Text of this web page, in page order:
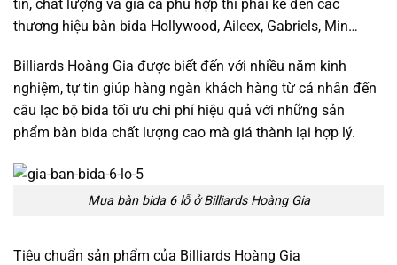
tín, chất lượng và giá cả phù hợp thì phải kể đến các
thương hiệu bàn bida Hollywood, Aileex, Gabriels, Min…
Billiards Hoàng Gia được biết đến với nhiều năm kinh
nghiệm, tự tin giúp hàng ngàn khách hàng từ cá nhân đến
câu lạc bộ bida tối ưu chi phí hiệu quả với những sản
phẩm bàn bida chất lượng cao mà giá thành lại hợp lý.
Mua bàn bida 6 lỗ ở Billiards Hoàng Gia
Tiêu chuẩn sản phẩm của Billiards Hoàng Gia